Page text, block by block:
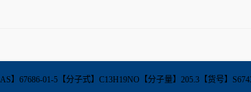
】67686-01-5【分子式】C13H19NO【分子量】205.3【货号】